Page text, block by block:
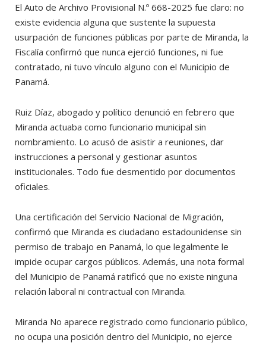
El Auto de Archivo Provisional N.º 668-2025 fue claro: no
existe evidencia alguna que sustente la supuesta
usurpación de funciones públicas por parte de Miranda, la
Fiscalía confirmó que nunca ejerció funciones, ni fue
contratado, ni tuvo vínculo alguno con el Municipio de
Panamá.
Ruiz Díaz, abogado y político denunció en febrero que
Miranda actuaba como funcionario municipal sin
nombramiento. Lo acusó de asistir a reuniones, dar
instrucciones a personal y gestionar asuntos
institucionales. Todo fue desmentido por documentos
oficiales.
Una certificación del Servicio Nacional de Migración,
confirmó que Miranda es ciudadano estadounidense sin
permiso de trabajo en Panamá, lo que legalmente le
impide ocupar cargos públicos. Además, una nota formal
del Municipio de Panamá ratificó que no existe ninguna
relación laboral ni contractual con Miranda.
Miranda No aparece registrado como funcionario público,
no ocupa una posición dentro del Municipio, no ejerce